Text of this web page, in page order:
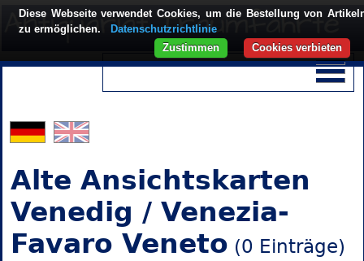
Alte Ansichtskarten
Venedig / Venezia-
Favaro Veneto (0 Einträge)
Diese Webseite verwendet Cookies, um die Bestellung von
zu ermöglichen.
Datenschutzrichtlinie
Cookies verbieten
Zustimmen